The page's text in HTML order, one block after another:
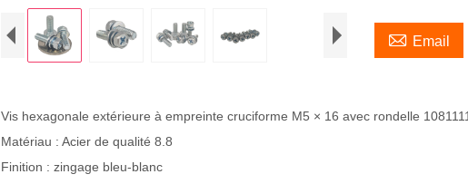
 Email
Vis hexagonale extérieure à empreinte cruciforme M5 × 16 avec rondelle
Matériau : Acier de qualité 8.8
Finition : zingage bleu-blanc